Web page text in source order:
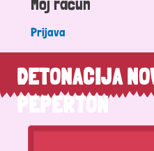
Prijava
DETONACIJA
PEPERTON